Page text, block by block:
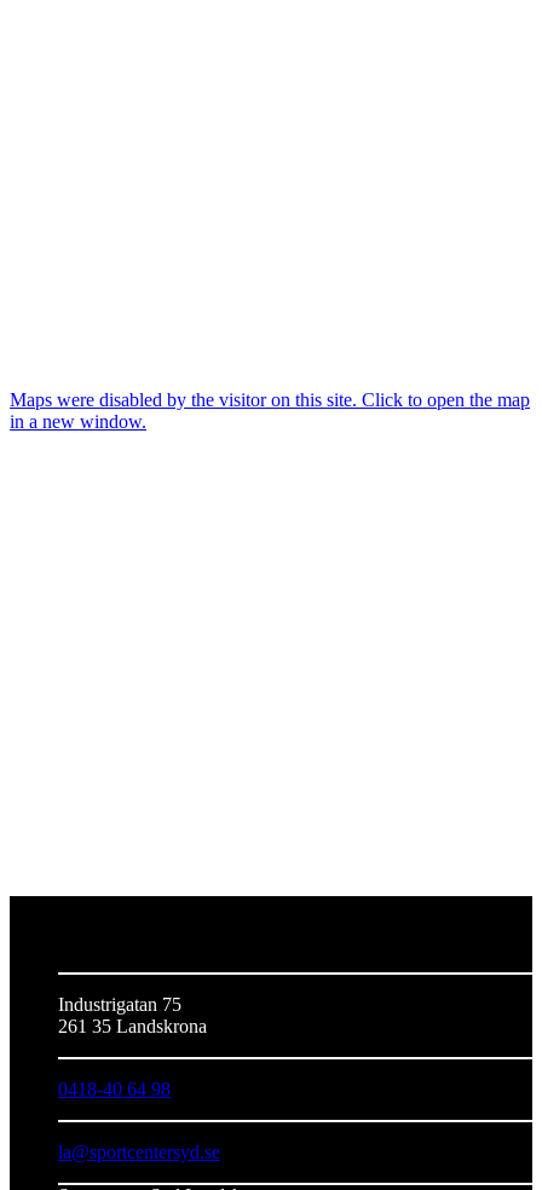
Maps were disabled by the visitor on this site. Click to open the map
in a new window.
Industrigatan 75
261 35 Landskrona
0418-40 64 98
la@sportcentersyd.se